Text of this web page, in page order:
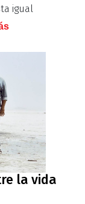
igual
la vida